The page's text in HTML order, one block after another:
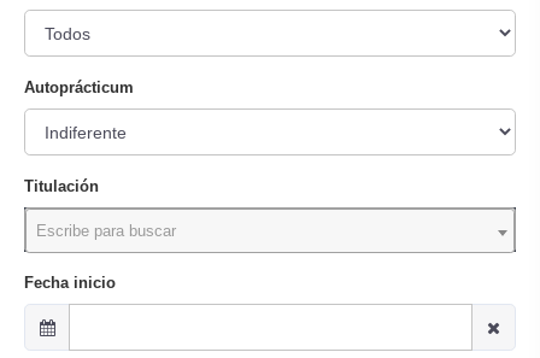
Autoprácticum
Titulación
Escribe para buscar
Fecha inicio